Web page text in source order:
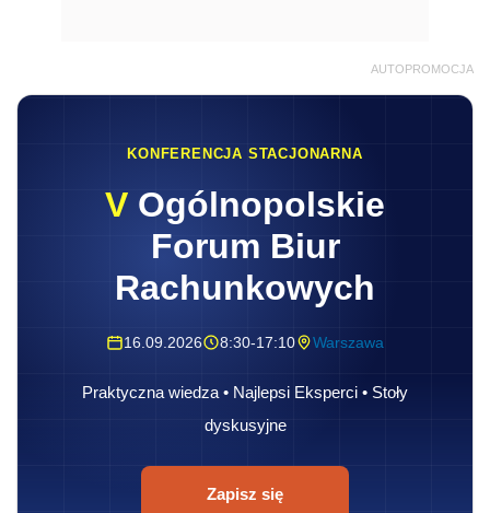
AUTOPROMOCJA
KONFERENCJA STACJONARNA
V Ogólnopolskie
Forum Biur
Rachunkowych
16.09.2026 8:30-17:10 Warszawa
Praktyczna wiedza • Najlepsi Eksperci • Stoły
dyskusyjne
Zapisz się